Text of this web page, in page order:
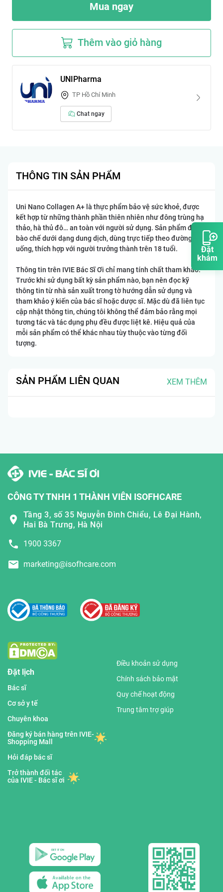
Đặt
khám
Mua ngay
Thêm vào giỏ hàng
UNIPharma
TP Hồ Chí Minh
Chat ngay
THÔNG TIN SẢN PHẨM
Uni Nano Collagen A+ là thực phẩm bảo vệ sức khoẻ, được
kết hợp từ những thành phần thiên nhiên như đông trùng hạ
thảo, hà thủ đô… an toàn với người sử dụng. Sản phẩm được
bào chế dưới dạng dung dịch, dùng trực tiếp theo đường
uống, thích hợp với người trưởng thành trên 18 tuổi.
Thông tin trên IVIE Bác Sĩ Ơi chỉ mang tính chất tham khảo.
Trước khi sử dụng bất kỳ sản phẩm nào, bạn nên đọc kỹ
thông tin từ nhà sản xuất trong tờ hướng dẫn sử dụng và
tham khảo ý kiến của bác sĩ hoặc dược sĩ. Mặc dù đã liên tục
cập nhật thông tin, chúng tôi không thể đảm bảo rằng mọi
tương tác và tác dụng phụ đều được liệt kê. Hiệu quả của
mỗi sản phẩm có thể khác nhau tùy thuộc vào từng đối
tượng.
SẢN PHẨM LIÊN QUAN XEM THÊM
CÔNG TY TNHH 1 THÀNH VIÊN ISOFHCARE
Tầng 3, số 35 Nguyễn Đình Chiểu, Lê Đại Hành,
Hai Bà Trưng, Hà Nội
1900 3367
marketing@isofhcare.com
Đặt lịch
Bác sĩ
Cơ sở y tế
Chuyên khoa
Đăng ký bán hàng trên IVIE-
Shopping Mall
Hỏi đáp bác sĩ
Trở thành đối tác
của IVIE - Bác sĩ ơi
Điều khoản sử dụng
Chính sách bảo mật
Quy chế hoạt động
Trung tâm trợ giúp